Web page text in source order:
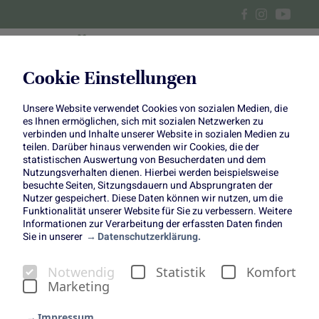
Cookie Einstellungen
Unsere Website verwendet Cookies von sozialen Medien, die
es Ihnen ermöglichen, sich mit sozialen Netzwerken zu
verbinden und Inhalte unserer Website in sozialen Medien zu
teilen. Darüber hinaus verwenden wir Cookies, die der
statistischen Auswertung von Besucherdaten und dem
Nutzungsverhalten dienen. Hierbei werden beispielsweise
besuchte Seiten, Sitzungsdauern und Absprungraten der
Nutzer gespeichert. Diese Daten können wir nutzen, um die
Funktionalität unserer Website für Sie zu verbessern. Weitere
Informationen zur Verarbeitung der erfassten Daten finden
Sie in unserer
Datenschutzerklärung.
Notwendig Statistik
Komfort
Marketing
Centerpiece im Mai
Wenn der Mai ein Blumenstrauß wäre, würde
er genau so aussehen: Üppig, lebendig, ein
bisschen wild – mit all der Leichtigkeit, die
diesen Monat so besonders macht.
Im Mittelpunkt unseres Centerpieces: Pfingstrosen in
ihrer schönsten Vielfalt. Von der apricotfarbenen